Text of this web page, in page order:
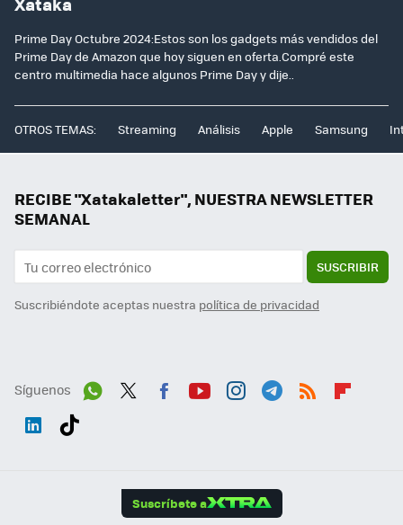
Prime Day Octubre 2024:Estos son los gadgets más vendidos del
Prime Day de Amazon que hoy siguen en oferta.Compré este
centro multimedia hace algunos Prime Day y dije..
OTROS TEMAS: Streaming Análisis Apple Samsung
RECIBE "Xatakaletter", NUESTRA NEWSLETTER
SEMANAL
SUSCRIBIR
Suscribiéndote aceptas nuestra política de privacidad
Síguenos
Suscríbete a